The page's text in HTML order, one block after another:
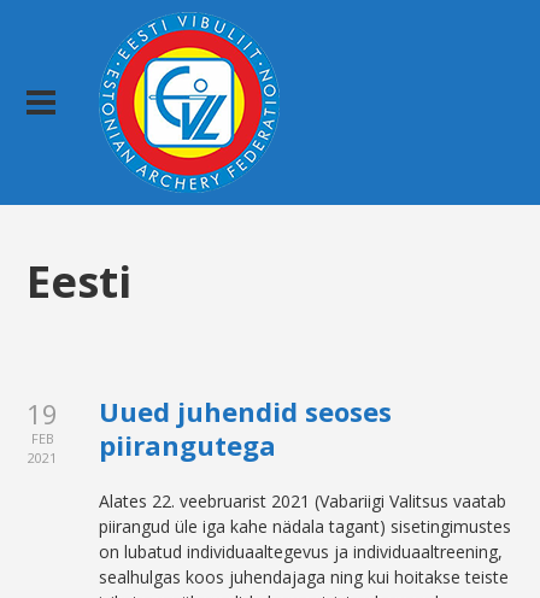
Eesti
19
FEB
2021
Uued juhendid seoses
piirangutega
Alates 22. veebruarist 2021 (Vabariigi Valitsus vaatab
piirangud üle iga kahe nädala tagant) sisetingimustes
on lubatud individuaaltegevus ja individuaaltreening,
sealhulgas koos juhendajaga ning kui hoitakse teiste